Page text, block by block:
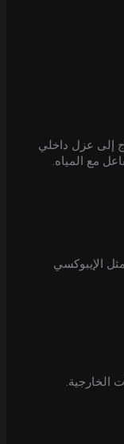
إلى عزل داخلي
مع المياه.
الإيبوكسي
الخارجية.